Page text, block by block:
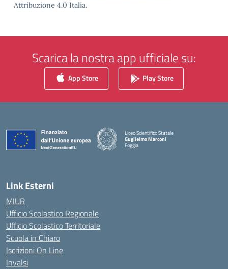
Attribuzione 4.0 Italia.
Scarica la nostra app ufficiale su:
App Store Play Store
Liceo Scientifico Statale
Guglielmo Marconi
Foggia
— Visita la pagina iniziale della scuola
Link Esterni
MIUR
Ufficio Scolastico Regionale
Ufficio Scolastico Territoriale
Scuola in Chiaro
Iscrizioni On Line
Invalsi